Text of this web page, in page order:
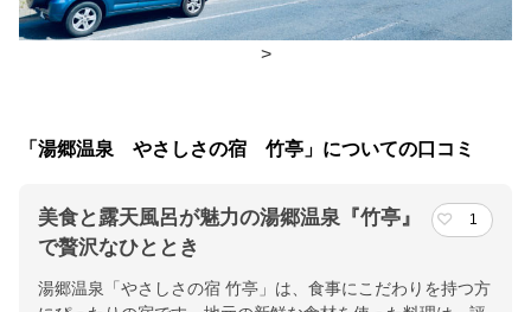
夕食 部屋、広間
岡山駅より宇野バス90分「湯郷温泉下」下車3分/車で林野駅より7
>
「湯郷温泉 やさしさの宿 竹亭」についての口コミ
美食と露天風呂が魅力の湯郷温泉『竹亭』
で贅沢なひととき
1
湯郷温泉「やさしさの宿 竹亭」は、食事にこだわりを持つ方